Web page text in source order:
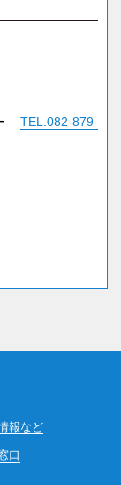
ーTEL.082-879-
口
報など